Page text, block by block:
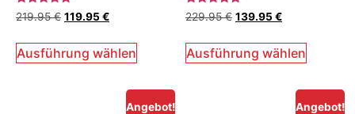
Bewertet
mit
von 5
219.95€ 119.95€
Ausführung wählen
Bewertet
mit
von 5
229.95€ 139.95€
Ausführung wählen
Angebot! Angebot!